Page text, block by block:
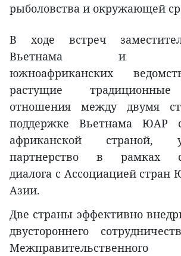
рыболовства и окружающей
В ходе встреч
Вьетнама и
южноафриканских
растущие
отношения между двумя
поддержке Вьетнама ЮАР
африканской страной,
партнерство в рамках
диалога с Ассоциацией стран
Азии.
Две страны эффективно
двустороннего